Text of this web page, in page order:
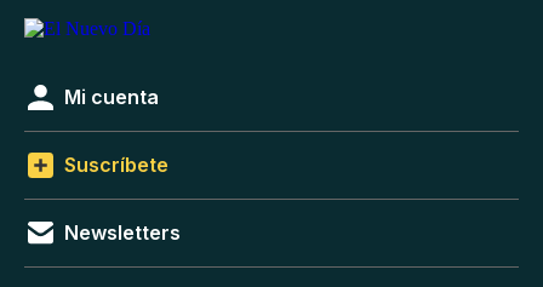
Mi cuenta
Suscríbete
Newsletters